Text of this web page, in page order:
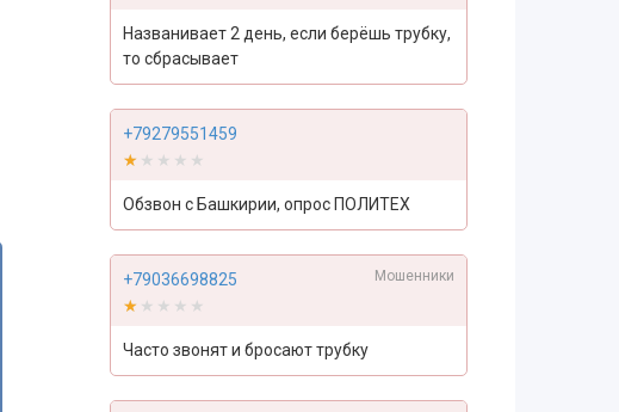
Названивает 2 день, если берёшь трубку,
то сбрасывает
+79279551459
★★★★★
★★★★★
Обзвон с Башкирии, опрос ПОЛИТЕХ
+79036698825 Мошенники
★★★★★
★★★★★
Часто звонят и бросают трубку